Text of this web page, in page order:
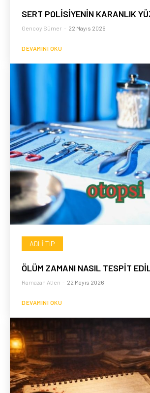
SERT POLİSİYENİN KARANLIK
Gencoy Sümer - 22 Mayıs 2026
DEVAMINI OKU
ADLI TIP
ÖLÜM ZAMANI NASIL TESPİT
Ramazan Atlen - 22 Mayıs 2026
DEVAMINI OKU